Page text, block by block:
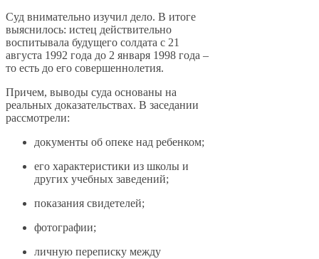
Суд внимательно изучил дело. В итоге
выяснилось: истец действительно
воспитывала будущего солдата с 21
августа 1992 года до 2 января 1998 года –
то есть до его совершеннолетия.
Причем, выводы суда основаны на
реальных доказательствах. В заседании
рассмотрели:
документы об опеке над ребенком;
его характеристики из школы и
других учебных заведений;
показания свидетелей;
фотографии;
личную переписку между